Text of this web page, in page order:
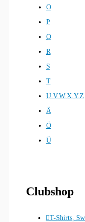
O
P
Q
R
S
T
U.V.W.X.Y.Z
Ä
Ö
Ü
Clubshop
T-Shirts,